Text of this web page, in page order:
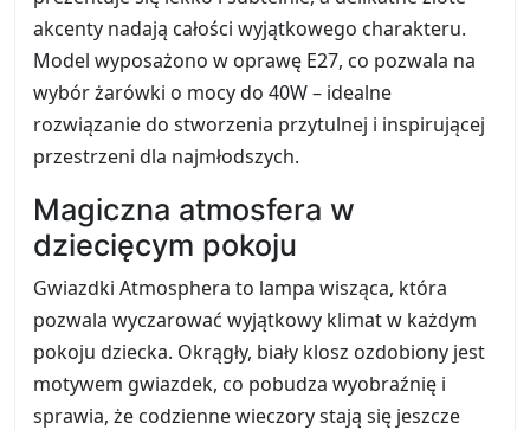
akcenty nadają całości wyjątkowego charakteru.
Model wyposażono w oprawę E27, co pozwala na
wybór żarówki o mocy do 40W – idealne
rozwiązanie do stworzenia przytulnej i inspirującej
przestrzeni dla najmłodszych.
Magiczna atmosfera w
dziecięcym pokoju
Gwiazdki Atmosphera to lampa wisząca, która
pozwala wyczarować wyjątkowy klimat w każdym
pokoju dziecka. Okrągły, biały klosz ozdobiony jest
motywem gwiazdek, co pobudza wyobraźnię i
sprawia, że codzienne wieczory stają się jeszcze